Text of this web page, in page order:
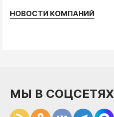
НОВОСТИ КОМПАНИЙ
МЫ В СОЦСЕТЯХ